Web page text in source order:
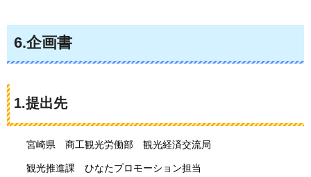
6.企画書
1.提出先
宮崎県 商工観光労働部 観光経済交流局
観光推進課 ひなたプロモーション担当